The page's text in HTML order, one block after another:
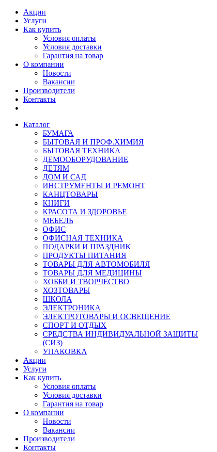
Акции
Услуги
Как купить
Условия оплаты
Условия доставки
Гарантия на товар
О компании
Новости
Вакансии
Производители
Контакты
Каталог
БУМАГА
БЫТОВАЯ И ПРОФ.ХИМИЯ
БЫТОВАЯ ТЕХНИКА
ДЕМООБОРУДОВАНИЕ
ДЕТЯМ
ДОМ И САД
ИНСТРУМЕНТЫ И РЕМОНТ
КАНЦТОВАРЫ
КНИГИ
КРАСОТА И ЗДОРОВЬЕ
МЕБЕЛЬ
ОФИС
ОФИСНАЯ ТЕХНИКА
ПОДАРКИ И ПРАЗДНИК
ПРОДУКТЫ ПИТАНИЯ
ТОВАРЫ ДЛЯ АВТОМОБИЛЯ
ТОВАРЫ ДЛЯ МЕДИЦИНЫ
ХОББИ И ТВОРЧЕСТВО
ХОЗТОВАРЫ
ШКОЛА
ЭЛЕКТРОНИКА
ЭЛЕКТРОТОВАРЫ И ОСВЕЩЕНИЕ
СПОРТ И ОТДЫХ
СРЕДСТВА ИНДИВИДУАЛЬНОЙ ЗАЩИТЫ
(СИЗ)
УПАКОВКА
Акции
Услуги
Как купить
Условия оплаты
Условия доставки
Гарантия на товар
О компании
Новости
Вакансии
Производители
Контакты